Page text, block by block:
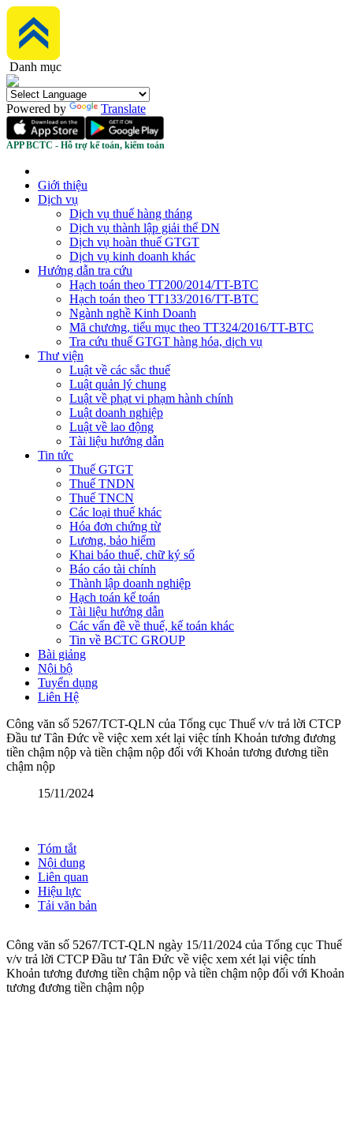
Danh mục
Powered by Translate
APP BCTC - Hỗ trợ kế toán, kiểm toán
Giới thiệu
Dịch vụ
Dịch vụ thuế hàng tháng
Dịch vụ thành lập giải thể DN
Dịch vụ hoàn thuế GTGT
Dịch vụ kinh doanh khác
Hướng dẫn tra cứu
Hạch toán theo TT200/2014/TT-BTC
Hạch toán theo TT133/2016/TT-BTC
Ngành nghề Kinh Doanh
Mã chương, tiểu mục theo TT324/2016/TT-BTC
Tra cứu thuế GTGT hàng hóa, dịch vụ
Thư viện
Luật về các sắc thuế
Luật quản lý chung
Luật về phạt vi phạm hành chính
Luật doanh nghiệp
Luật về lao động
Tài liệu hướng dẫn
Tin tức
Thuế GTGT
Thuế TNDN
Thuế TNCN
Các loại thuế khác
Hóa đơn chứng từ
Lương, bảo hiểm
Khai báo thuế, chữ ký số
Báo cáo tài chính
Thành lập doanh nghiệp
Hạch toán kế toán
Tài liệu hướng dẫn
Các vấn đề về thuế, kế toán khác
Tin về BCTC GROUP
Bài giảng
Nội bộ
Tuyển dụng
Liên Hệ
Công văn số 5267/TCT-QLN của Tổng cục Thuế v/v trả lời CTCP
Đầu tư Tân Đức về việc xem xét lại việc tính Khoản tương đương
tiền chậm nộp và tiền chậm nộp đối với Khoản tương đương tiền
chậm nộp
15/11/2024
Tóm tắt
Nội dung
Liên quan
Hiệu lực
Tải văn bản
Công văn số 5267/TCT-QLN ngày 15/11/2024 của Tổng cục Thuế
v/v trả lời CTCP Đầu tư Tân Đức về việc xem xét lại việc tính
Khoản tương đương tiền chậm nộp và tiền chậm nộp đối với Khoản
tương đương tiền chậm nộp